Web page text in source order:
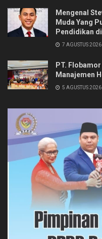
Mengenal
Muda Yang
Pendidikan
7 AGUSTUS 2026
PT.
Manajemen
5 AGUSTUS 2026